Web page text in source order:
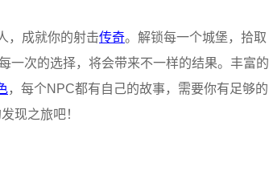
，成就你的射击传奇。解锁每一个城堡，拾取
一次的选择，将会带来不一样的结果。丰富的
，每个NPC都有自己的故事，需要你有足够的
现之旅吧！